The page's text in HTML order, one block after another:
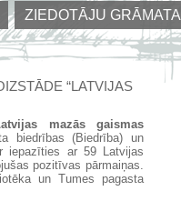
ZIEDOTĀJU GRĀMATA
“LATVIJAS
mazās gaismas
biedrības (Biedrība) un
iepazīties ar 59 Latvijas
pozitīvas pārmaiņas.
un Tumes pagasta